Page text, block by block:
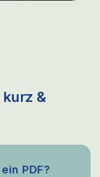
&
PDF?